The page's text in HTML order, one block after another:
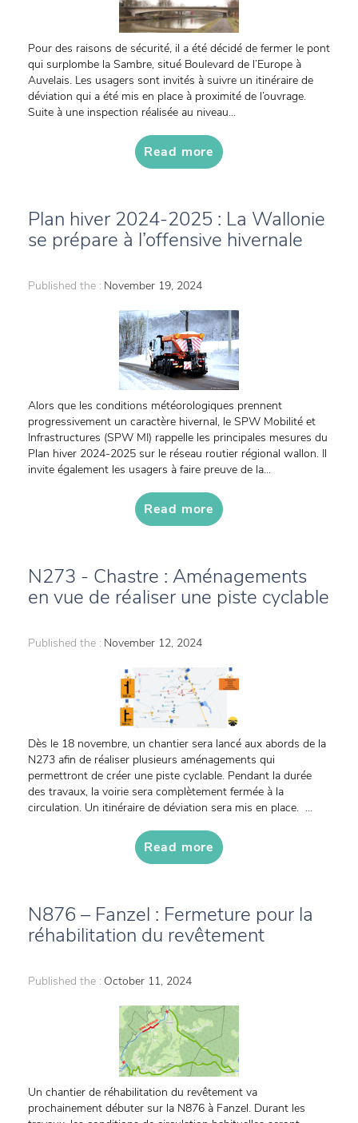
Pour des raisons de sécurité, il a été décidé de fermer le pont
qui surplombe la Sambre, situé Boulevard de l’Europe à
Auvelais. Les usagers sont invités à suivre un itinéraire de
déviation qui a été mis en place à proximité de l’ouvrage.
Suite à une inspection réalisée au niveau...
Read more
Plan hiver 2024-2025 : La Wallonie
se prépare à l’offensive hivernale
Published the : November 19, 2024
Alors que les conditions météorologiques prennent
progressivement un caractère hivernal, le SPW Mobilité et
Infrastructures (SPW MI) rappelle les principales mesures du
Plan hiver 2024-2025 sur le réseau routier régional wallon. Il
invite également les usagers à faire preuve de la...
Read more
N273 - Chastre : Aménagements
en vue de réaliser une piste cyclable
Published the : November 12, 2024
Dès le 18 novembre, un chantier sera lancé aux abords de la
N273 afin de réaliser plusieurs aménagements qui
permettront de créer une piste cyclable. Pendant la durée
des travaux, la voirie sera complètement fermée à la
circulation. Un itinéraire de déviation sera mis en place. ...
Read more
N876 – Fanzel : Fermeture pour la
réhabilitation du revêtement
Published the : October 11, 2024
Un chantier de réhabilitation du revêtement va
prochainement débuter sur la N876 à Fanzel. Durant les